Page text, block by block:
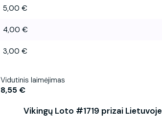
5,00 €
4,00 €
3,00 €
Vidutinis laimėjimas
8,55 €
Vikingų Loto #1719 prizai Lietuvoje